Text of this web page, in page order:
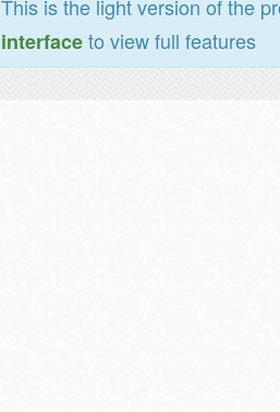
This is the light version of the
interfaceto view full features